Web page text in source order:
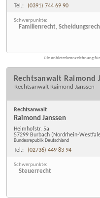
Tel.: (0391) 744 69 90
Schwerpunkte:
Familienrecht,
Die Anbieterkennzeichnung
Rechtsanwalt Raimond
Rechtsanwalt Raimond Janssen
Rechtsanwalt
Raimond Janssen
Heimhofstr. 5a
57299 Burbach (Nordrhein-
Bundesrepublik Deutschland
Tel.: (02736) 449 83 94
Schwerpunkte:
Steuerrecht